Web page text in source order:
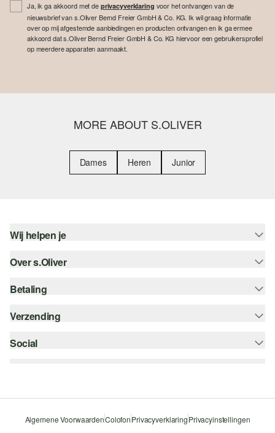
Ja, ik ga akkoord met de privacyverklaring voor het ontvangen van de
nieuwsbrief van s.Oliver Bernd Freier GmbH & Co. KG. Ik wil graag informatie
over op mij afgestemde aanbiedingen en producten ontvangen en ik ga ermee
akkoord dat s.Oliver Bernd Freier GmbH & Co. KG hiervoor een gebruikersprofiel
op meerdere apparaten aanmaakt.
MORE ABOUT S.OLIVER
Dames Heren Junior
Wij helpen je
Help - FAQ
Maattabel
Top categorieën
Over s.Oliver
Nieuwsbrief
s.Oliver Card
Duurzaamheid
Storefinder
Betaling
Koop op rekening
Creditcard
Bancontact
Beveiligde SSL-Verbinding
Verzending
bpost
Social
Algemene VoorwaardenColofonPrivacyverklaringPrivacyinstellingen